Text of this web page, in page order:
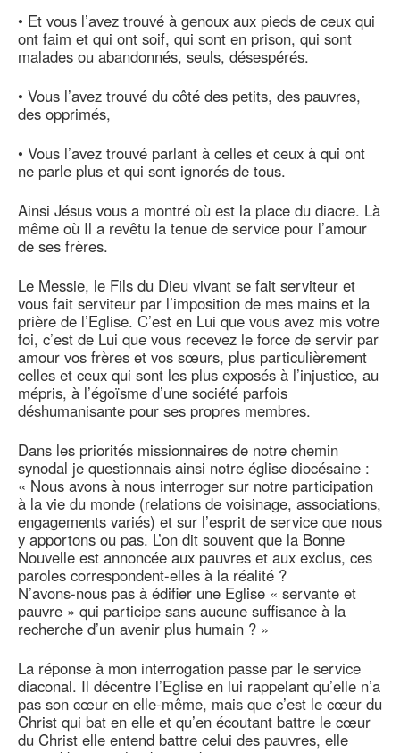
• Et vous l’avez trouvé à genoux aux pieds de ceux qui
ont faim et qui ont soif, qui sont en prison, qui sont
malades ou abandonnés, seuls, désespérés.
• Vous l’avez trouvé du côté des petits, des pauvres,
des opprimés,
• Vous l’avez trouvé parlant à celles et ceux à qui ont
ne parle plus et qui sont ignorés de tous.
Ainsi Jésus vous a montré où est la place du diacre. Là
même où Il a revêtu la tenue de service pour l’amour
de ses frères.
Le Messie, le Fils du Dieu vivant se fait serviteur et
vous fait serviteur par l’imposition de mes mains et la
prière de l’Eglise. C’est en Lui que vous avez mis votre
foi, c’est de Lui que vous recevez le force de servir par
amour vos frères et vos sœurs, plus particulièrement
celles et ceux qui sont les plus exposés à l’injustice, au
mépris, à l’égoïsme d’une société parfois
déshumanisante pour ses propres membres.
Dans les priorités missionnaires de notre chemin
synodal je questionnais ainsi notre église diocésaine :
« Nous avons à nous interroger sur notre participation
à la vie du monde (relations de voisinage, associations,
engagements variés) et sur l’esprit de service que nous
y apportons ou pas. L’on dit souvent que la Bonne
Nouvelle est annoncée aux pauvres et aux exclus, ces
paroles correspondent-elles à la réalité ?
N’avons-nous pas à édifier une Eglise « servante et
pauvre » qui participe sans aucune suffisance à la
recherche d’un avenir plus humain ? »
La réponse à mon interrogation passe par le service
diaconal. Il décentre l’Eglise en lui rappelant qu’elle n’a
pas son cœur en elle-même, mais que c’est le cœur du
Christ qui bat en elle et qu’en écoutant battre le cœur
du Christ elle entend battre celui des pauvres, elle